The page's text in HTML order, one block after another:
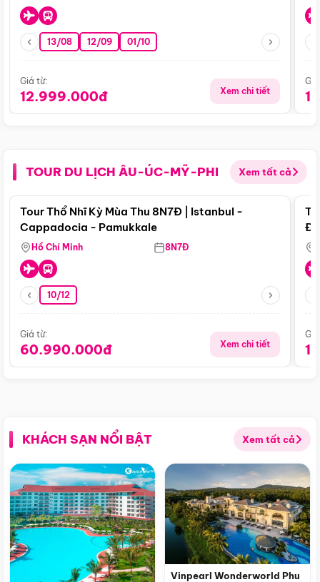
13/08 12/09 01/10
Giá từ:
12.999.000đ Xem chi tiết
TOUR DU LỊCH ÂU-ÚC-MỸ-PHI Xem tất cả
Điểm nổi bật
Tour Thổ Nhĩ Kỳ Mùa Thu 8N7Đ | Istanbul -
Cappadocia - Pamukkale
Hồ Chí Minh 8N7Đ
10/12
Giá từ:
60.990.000đ Xem chi tiết
KHÁCH SẠN NỔI BẬT Xem tất cả
Vinpearl Wonderworld Phu